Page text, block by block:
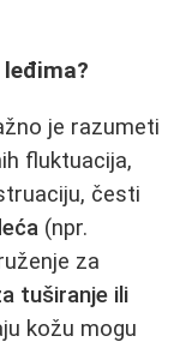
je razumeti
fluktuacija,
česti
(npr.
za
tuširanje ili
kožu mogu